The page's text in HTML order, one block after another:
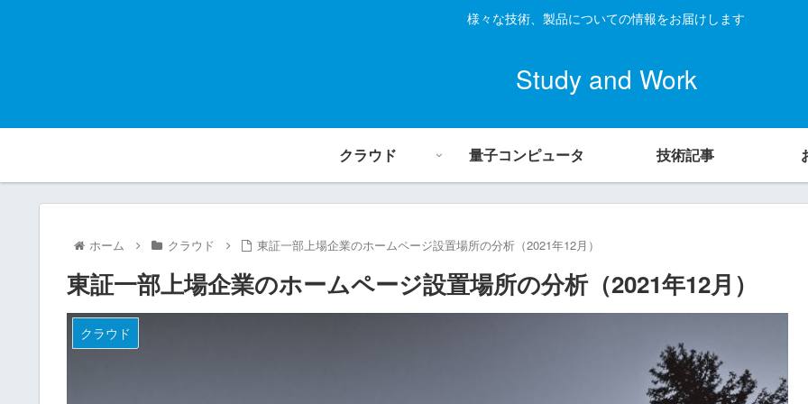
様々な技術、製品についての情報をお届けします
Study and Work
クラウド 量子コンピュータ 技術記事
ホーム クラウド 東証一部上場企業のホームページ設置場所の分析（2021年12月）
東証一部上場企業のホームページ設置場所の分析（2021年12月）
クラウド